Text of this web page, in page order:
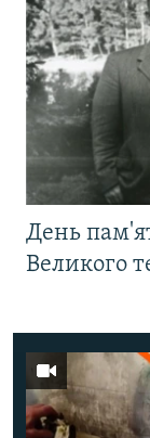
День
Великого